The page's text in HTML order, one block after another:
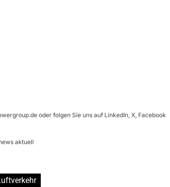
oder folgen Sie uns auf LinkedIn, X, Facebook
aktuell